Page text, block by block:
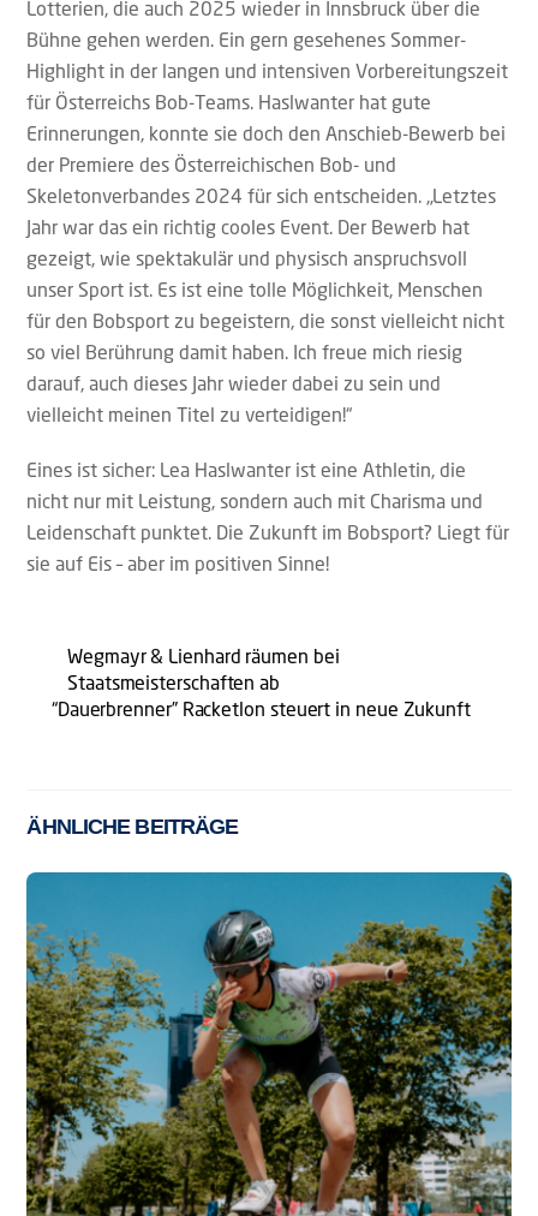
Lotterien, die auch 2025 wieder in Innsbruck über die
Bühne gehen werden. Ein gern gesehenes Sommer-
Highlight in der langen und intensiven Vorbereitungszeit
für Österreichs Bob-Teams. Haslwanter hat gute
Erinnerungen, konnte sie doch den Anschieb-Bewerb bei
der Premiere des Österreichischen Bob- und
Skeletonverbandes 2024 für sich entscheiden. „Letztes
Jahr war das ein richtig cooles Event. Der Bewerb hat
gezeigt, wie spektakulär und physisch anspruchsvoll
unser Sport ist. Es ist eine tolle Möglichkeit, Menschen
für den Bobsport zu begeistern, die sonst vielleicht nicht
so viel Berührung damit haben. Ich freue mich riesig
darauf, auch dieses Jahr wieder dabei zu sein und
vielleicht meinen Titel zu verteidigen!“
Eines ist sicher: Lea Haslwanter ist eine Athletin, die
nicht nur mit Leistung, sondern auch mit Charisma und
Leidenschaft punktet. Die Zukunft im Bobsport? Liegt für
sie auf Eis – aber im positiven Sinne!
Wegmayr & Lienhard räumen bei
Staatsmeisterschaften ab
“Dauerbrenner” Racketlon steuert in neue Zukunft
ÄHNLICHE BEITRÄGE